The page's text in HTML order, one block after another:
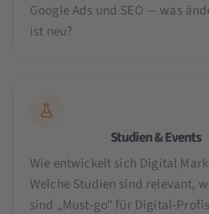
Google Ads und SEO — was
ist neu?
Studien & Events
Wie entwickelt sich Digital
Welche Studien sind relevant,
sind „Must-go" für Digital-